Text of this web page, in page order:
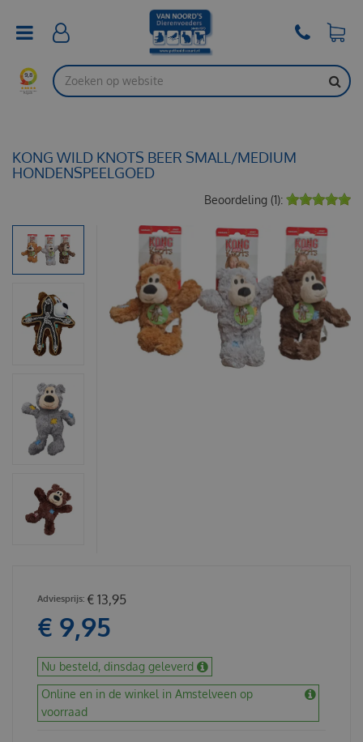
KONG WILD KNOTS BEER SMALL/MEDIUM
HONDENSPEELGOED
€ 13,95
€ 9,95
Nu besteld, dinsdag geleverd
Online en in de winkel in Amstelveen op
voorraad
Beoordeling (1):